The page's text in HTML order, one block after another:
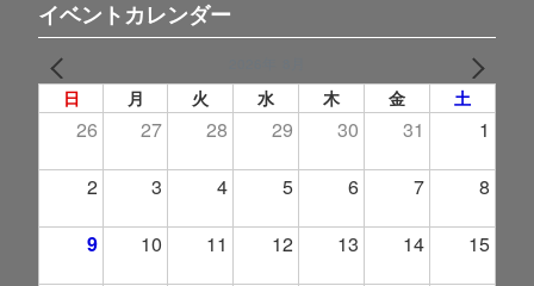
イベントカレンダー
日 月 火 水 木 金 土
26 27 28 29 30 31 1
2 3 4 5 6 7 8
9 10 11 12 13 14 15